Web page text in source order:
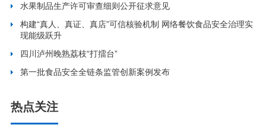
水果制品生产许可审查细则公开征求意见
构建“真人、真证、真店”可信核验机制 网络餐饮食品安全治理实
现能级跃升
四川泸州晚熟荔枝“打擂台”
第一批食品安全全链条监管创新案例发布
热点关注